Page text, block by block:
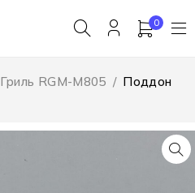
0
Гриль RGM-M805 / Поддон